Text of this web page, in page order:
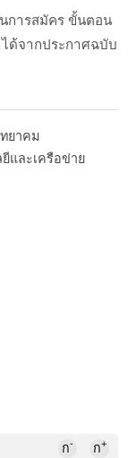
การสมัคร ขั้นตอน
ด้จากประกาศฉบับ
ยาคม
และเครือข่าย
ก- ก+